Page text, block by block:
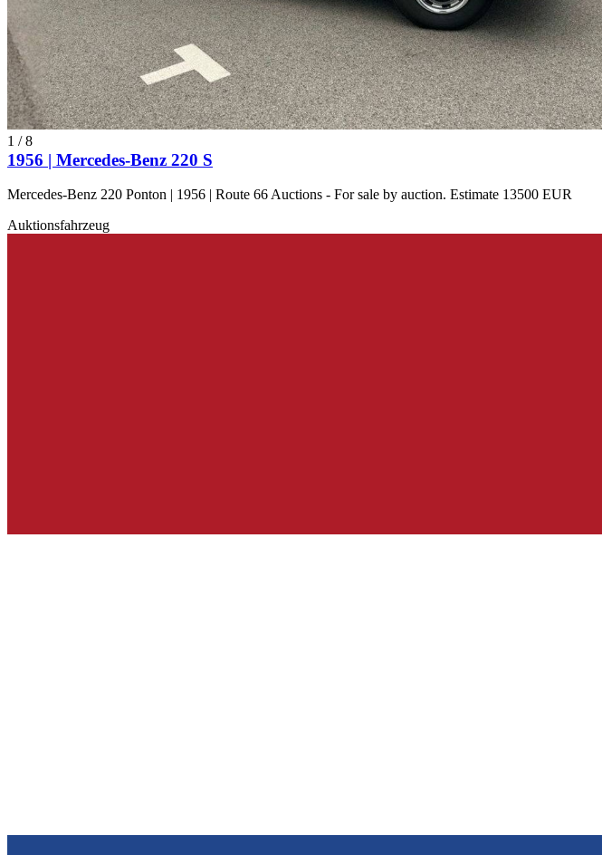
1 /8
1956 | Mercedes-Benz 220 S
Mercedes-Benz 220 Ponton | 1956 | Route 66 Auctions - For sale by auction. Estimate 13500 EUR
Auktionsfahrzeug